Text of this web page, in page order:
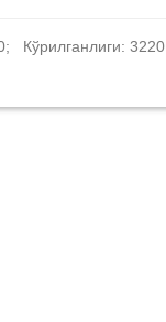
Кўрилганлиги: 3220